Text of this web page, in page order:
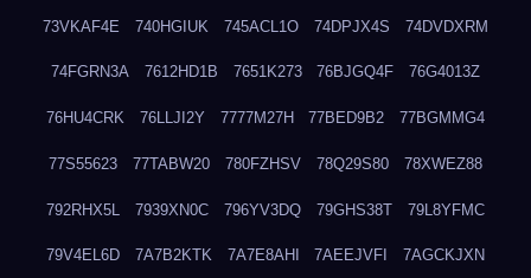
73VKAF4E 740HGIUK 745ACL1O 74DPJX4S 74DVDXRM
74FGRN3A 7612HD1B 7651K273 76BJGQ4F 76G4013Z
76HU4CRK 76LLJI2Y 7777M27H 77BED9B2 77BGMMG4
77S55623 77TABW20 780FZHSV 78Q29S80 78XWEZ88
792RHX5L 7939XN0C 796YV3DQ 79GHS38T 79L8YFMC
79V4EL6D 7A7B2KTK 7A7E8AHI 7AEEJVFI 7AGCKJXN